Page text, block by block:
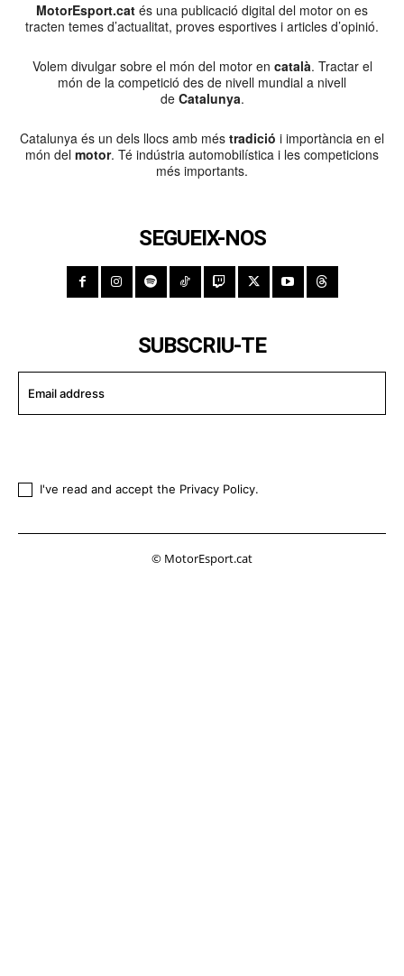
MotorEsport.cat és una publicació digital del motor on es
tracten temes d’actualitat, proves esportives i articles d’opinió.
Volem divulgar sobre el món del motor en català. Tractar el
món de la competició des de nivell mundial a nivell
de Catalunya.
Catalunya és un dels llocs amb més tradició i importància en el
món del motor. Té indústria automobilística i les competicions
més importants.
SEGUEIX-NOS
SUBSCRIU-TE
I've read and accept the Privacy Policy.
© MotorEsport.cat